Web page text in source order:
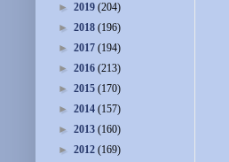
► 2019 (204)
► 2018 (196)
► 2017 (194)
► 2016 (213)
► 2015 (170)
► 2014 (157)
► 2013 (160)
► 2012 (169)